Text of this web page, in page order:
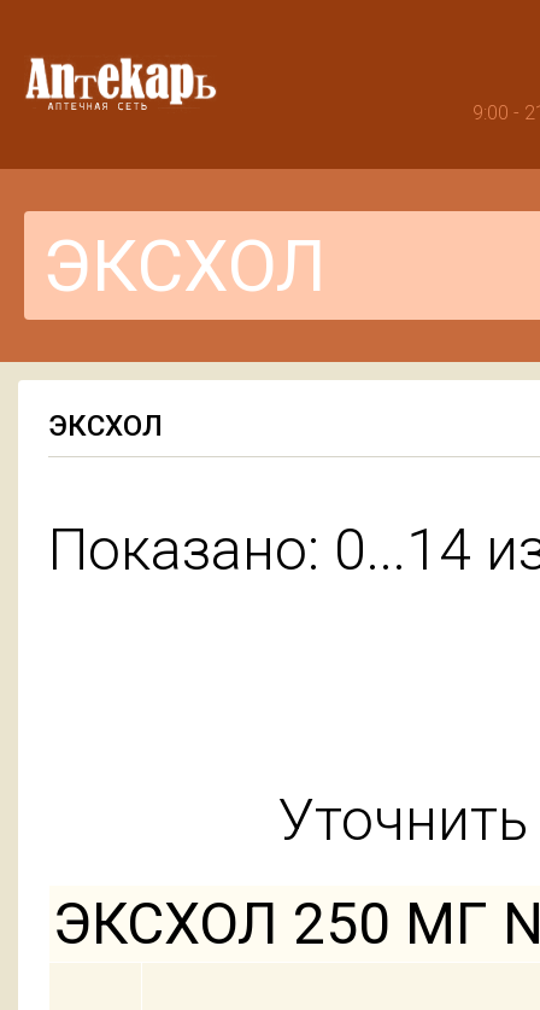
9:00 -
ЭКСХОЛ
Показано: 0...14
ЭКСХОЛ 250 МГ